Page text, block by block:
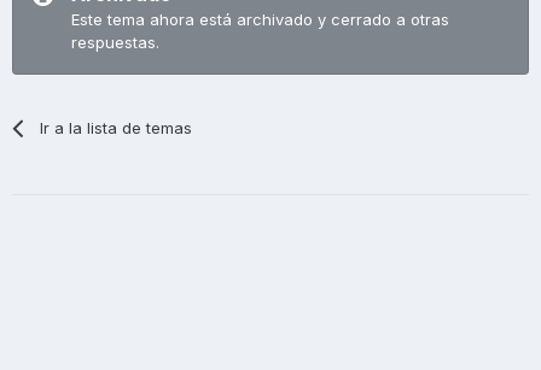
Este tema ahora está archivado y cerrado a otras
respuestas.
Ir a la lista de temas